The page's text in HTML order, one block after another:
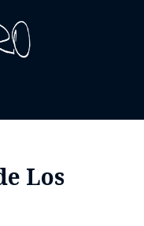
Los